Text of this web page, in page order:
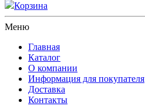
Корзина
Меню
Главная
Каталог
О компании
Информация для покупателя
Доставка
Контакты